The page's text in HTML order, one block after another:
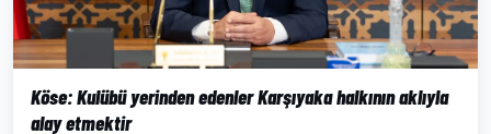
Köse: Kulübü yerinden edenler Karşıyaka halkının aklıyla
alay etmektir